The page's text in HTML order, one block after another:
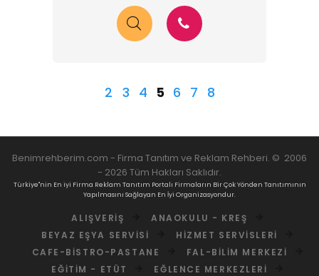
2 3 4 5 6 7 8
Benimrehberim.com - Firma Tanıtım ve Reklam Rehberi. © 2006
- 2026 Tüm Hakları Saklıdır.
Türkiye"nin En iyi Firma Reklam Tanıtım Portalı Firmaların Bir Çok Yönden Tanıtımının
Yapılmasını Sağlayan En İyi Organizasyondur.
ALIŞVERIŞ
ANAOKULU - KREŞ
BEYAZ EŞYA SERVISI
HIZMET SERVISLERI
CAFE-BISTRO-PASTANE
FAL-BILIM MERKEZI
EĞITIM - ETÜT
EĞLENCE MERKEZLERI